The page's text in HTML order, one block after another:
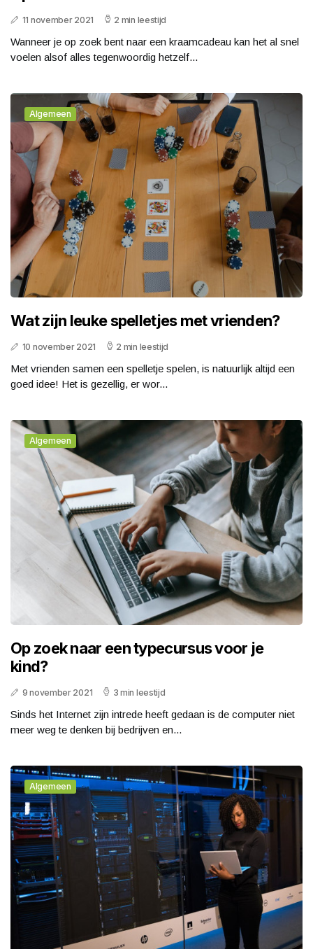
11 november 2021 2 min leestijd
Wanneer je op zoek bent naar een kraamcadeau kan het al snel
voelen alsof alles tegenwoordig hetzelf...
Algemeen
Wat zijn leuke spelletjes met vrienden?
10 november 2021 2 min leestijd
Met vrienden samen een spelletje spelen, is natuurlijk altijd een
goed idee! Het is gezellig, er wor...
Algemeen
Op zoek naar een typecursus voor je
kind?
9 november 2021 3 min leestijd
Sinds het Internet zijn intrede heeft gedaan is de computer niet
meer weg te denken bij bedrijven en...
Algemeen